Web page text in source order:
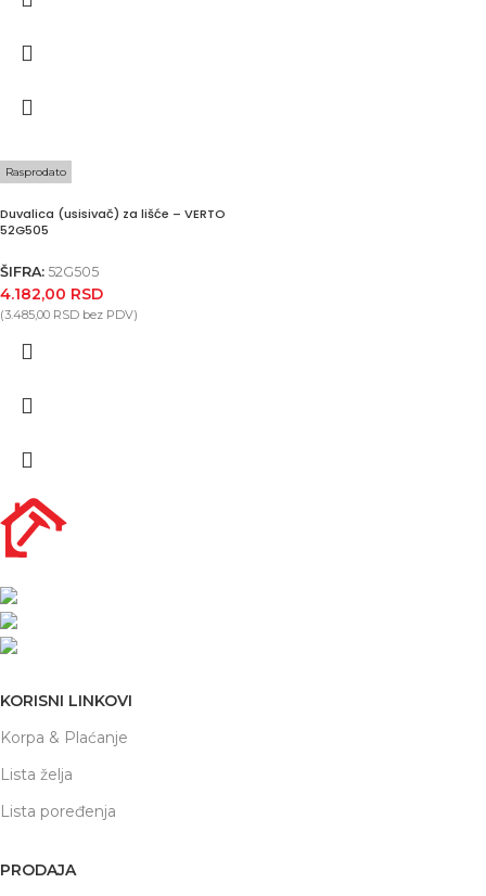
Rasprodato
Duvalica (usisivač) za lišće – VERTO
52G505
ŠIFRA: 52G505
4.182,00 RSD
(3.485,00 RSD bez PDV)
KORISNI LINKOVI
Korpa & Plaćanje
Lista želja
Lista poređenja
PRODAJA